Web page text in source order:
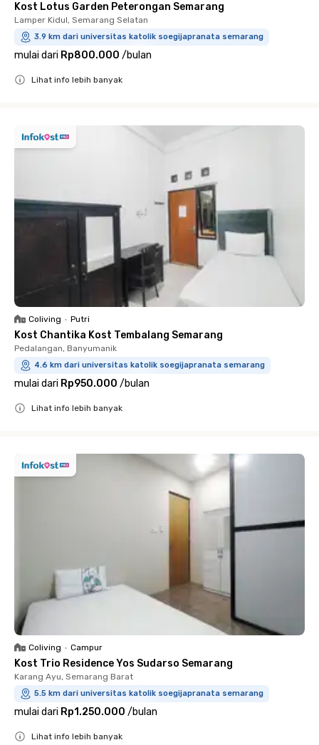
Kost Lotus Garden Peterongan Semarang
Lamper Kidul, Semarang Selatan
3.9 km dari universitas katolik soegijapranata semarang
mulai dari Rp800.000 /bulan
Lihat info lebih banyak
Coliving • Putri
Kost Chantika Kost Tembalang Semarang
Pedalangan, Banyumanik
4.6 km dari universitas katolik soegijapranata semarang
mulai dari Rp950.000 /bulan
Lihat info lebih banyak
Coliving • Campur
Kost Trio Residence Yos Sudarso Semarang
Karang Ayu, Semarang Barat
5.5 km dari universitas katolik soegijapranata semarang
mulai dari Rp1.250.000 /bulan
Lihat info lebih banyak